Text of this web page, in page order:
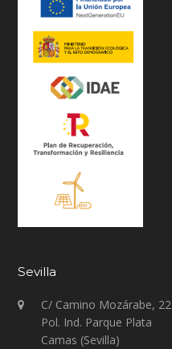
Sevilla
C/ Camino Mozárabe, 22
Pol. Ind. Parque Plata
Camas (Sevilla)